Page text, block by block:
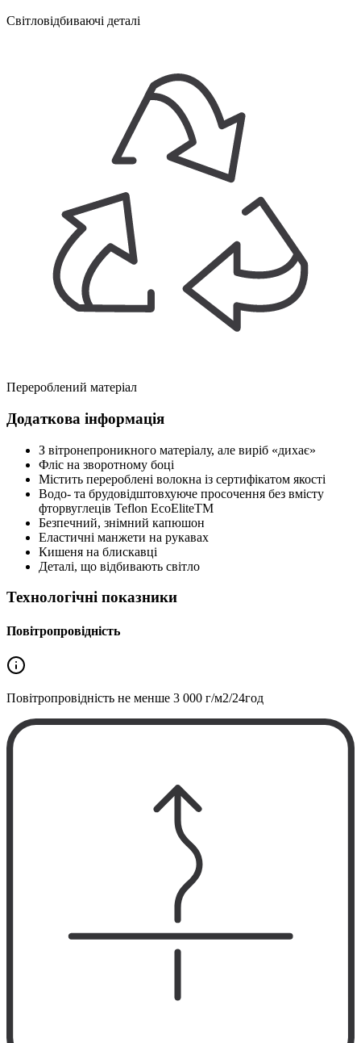
Світловідбиваючі деталі
Перероблений матеріал
Додаткова інформація
З вітронепроникного матеріалу, але виріб «дихає»
Фліс на зворотному боці
Містить перероблені волокна із сертифікатом якості
Водо- та брудовідштовхуюче просочення без вмісту
фторвуглеців Teflon EcoEliteTM
Безпечний, знімний капюшон
Еластичні манжети на рукавах
Кишеня на блискавці
Деталі, що відбивають світло
Технологічні показники
Повітропровідність
Повітропровідність не менше 3 000 г/м2/24год